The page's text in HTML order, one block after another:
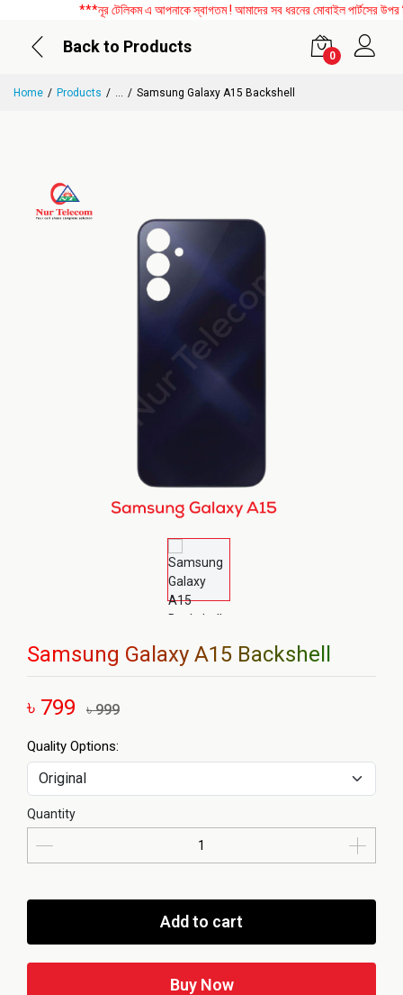
***নূর টেলিকম এ আপনাকে স্বাগতম ! আমাদের সব ধরনের মোবাইল পার্টসের উপর
Back to Products
0
Home Products ... Samsung Galaxy A15 Backshell
Samsung Galaxy A15 Backshell
৳ 799 ৳ 999
Quality Options:
Quantity
Add to cart
Buy Now